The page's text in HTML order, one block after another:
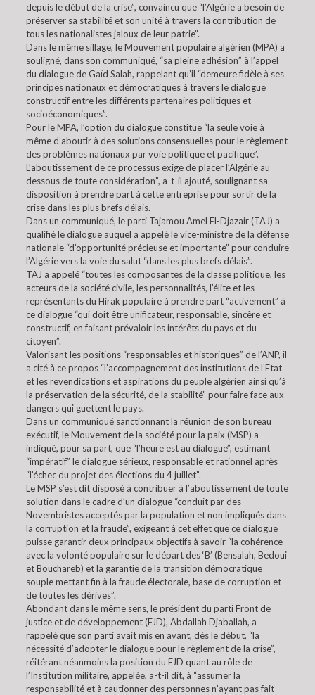
depuis le début de la crise”, convaincu que “l’Algérie a besoin de
préserver sa stabilité et son unité à travers la contribution de
tous les nationalistes jaloux de leur patrie”.
Dans le même sillage, le Mouvement populaire algérien (MPA) a
souligné, dans son communiqué, “sa pleine adhésion” à l’appel
du dialogue de Gaïd Salah, rappelant qu’il “demeure fidèle à ses
principes nationaux et démocratiques à travers le dialogue
constructif entre les différents partenaires politiques et
socioéconomiques”.
Pour le MPA, l’option du dialogue constitue “la seule voie à
même d’aboutir à des solutions consensuelles pour le règlement
des problèmes nationaux par voie politique et pacifique”.
L’aboutissement de ce processus exige de placer l’Algérie au
dessous de toute considération”, a-t-il ajouté, soulignant sa
disposition à prendre part à cette entreprise pour sortir de la
crise dans les plus brefs délais.
Dans un communiqué, le parti Tajamou Amel El-Djazair (TAJ) a
qualifié le dialogue auquel a appelé le vice-ministre de la défense
nationale “d’opportunité précieuse et importante” pour conduire
l’Algérie vers la voie du salut “dans les plus brefs délais”.
TAJ a appelé “toutes les composantes de la classe politique, les
acteurs de la société civile, les personnalités, l’élite et les
représentants du Hirak populaire à prendre part “activement” à
ce dialogue “qui doit être unificateur, responsable, sincère et
constructif, en faisant prévaloir les intérêts du pays et du
citoyen”.
Valorisant les positions “responsables et historiques” de l’ANP, il
a cité à ce propos “l’accompagnement des institutions de l’Etat
et les revendications et aspirations du peuple algérien ainsi qu’à
la préservation de la sécurité, de la stabilité” pour faire face aux
dangers qui guettent le pays.
Dans un communiqué sanctionnant la réunion de son bureau
exécutif, le Mouvement de la société pour la paix (MSP) a
indiqué, pour sa part, que “l’heure est au dialogue”, estimant
“impératif” le dialogue sérieux, responsable et rationnel après
“l’échec du projet des élections du 4 juillet”.
Le MSP s’est dit disposé à contribuer à l’aboutissement de toute
solution dans le cadre d’un dialogue “conduit par des
Novembristes acceptés par la population et non impliqués dans
la corruption et la fraude”, exigeant à cet effet que ce dialogue
puisse garantir deux principaux objectifs à savoir “la cohérence
avec la volonté populaire sur le départ des ‘B’ (Bensalah, Bedoui
et Bouchareb) et la garantie de la transition démocratique
souple mettant fin à la fraude électorale, base de corruption et
de toutes les dérives”.
Abondant dans le même sens, le président du parti Front de
justice et de développement (FJD), Abdallah Djaballah, a
rappelé que son parti avait mis en avant, dès le début, “la
nécessité d’adopter le dialogue pour le règlement de la crise”,
réitérant néanmoins la position du FJD quant au rôle de
l’Institution militaire, appelée, a-t-il dit, à “assumer la
responsabilité et à cautionner des personnes n’ayant pas fait